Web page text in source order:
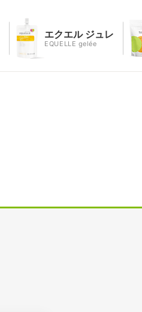
エクエル ジュレ
EQUELLE gelée